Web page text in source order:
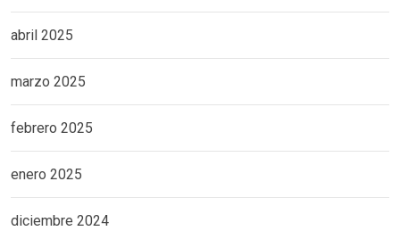
abril 2025
marzo 2025
febrero 2025
enero 2025
diciembre 2024